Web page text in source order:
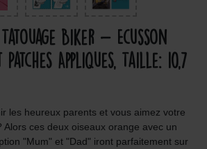
Tatouage Biker - Ecusson
Appliques, Taille: 10,7
les heureux parents et vous aimez votre
Alors ces deux oiseaux orange avec un
"Mum" et "Dad" iront parfaitement sur